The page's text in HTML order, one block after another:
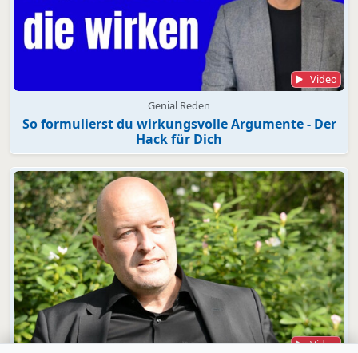
Video
Genial Reden
So formulierst du wirkungsvolle Argumente - Der
Hack für Dich
Video